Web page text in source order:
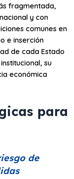
fragmentada,
y con
comunes en
e inserción
de cada Estado
su
económica
para
de